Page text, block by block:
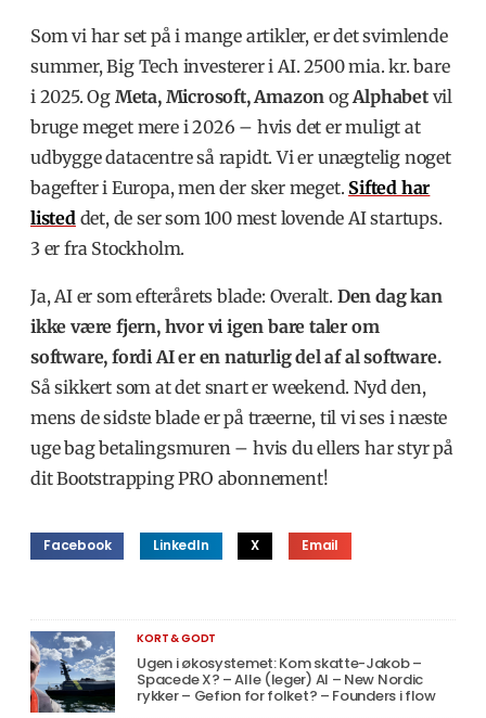
Som vi har set på i mange artikler, er det svimlende
summer, Big Tech investerer i AI. 2500 mia. kr. bare
i 2025. Og Meta, Microsoft, Amazon ogAlphabetvil
bruge meget mere i 2026 – hvis det er muligt at
udbygge datacentre så rapidt. Vi er unægtelig noget
bagefter i Europa, men der sker meget. Sifted har
listeddet, de ser som 100 mest lovende AI startups.
3 er fra Stockholm.
Ja, AI er som efterårets blade: Overalt. Den dag kan
ikke være fjern, hvor vi igen bare taler om
software, fordi AI er en naturlig del af al software.
Så sikkert som at det snart er weekend. Nyd den,
mens de sidste blade er på træerne, til vi ses i næste
uge bag betalingsmuren – hvis du ellers har styr på
dit Bootstrapping PRO abonnement!
Facebook LinkedIn X Email
KORT & GODT
Ugen i økosystemet: Kom skatte-Jakob –
Spacede X? – Alle (leger) AI – New Nordic
rykker – Gefion for folket? – Founders i flow